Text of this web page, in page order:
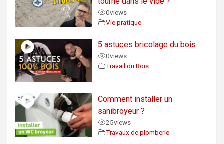
0views
Vie pratique
5 astuces bricolage du bois
0views
Travail du Bois
Comment installer un
sanibroyeur ?
25views
Travaux de plomberie